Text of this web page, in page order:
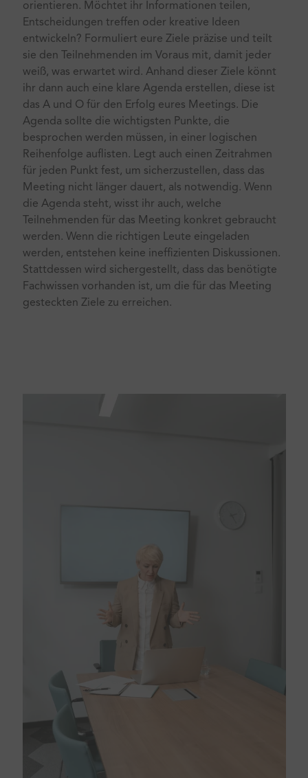
orientieren. Möchtet ihr Informationen teilen,
Entscheidungen treffen oder kreative Ideen
entwickeln? Formuliert eure Ziele präzise und teilt
sie den Teilnehmenden im Voraus mit, damit jeder
weiß, was erwartet wird. Anhand dieser Ziele könnt
ihr dann auch eine klare Agenda erstellen, diese ist
das A und O für den Erfolg eures Meetings. Die
Agenda sollte die wichtigsten Punkte, die
besprochen werden müssen, in einer logischen
Reihenfolge auflisten. Legt auch einen Zeitrahmen
für jeden Punkt fest, um sicherzustellen, dass das
Meeting nicht länger dauert, als notwendig. Wenn
die Agenda steht, wisst ihr auch, welche
Teilnehmenden für das Meeting konkret gebraucht
werden. Wenn die richtigen Leute eingeladen
werden, entstehen keine ineffizienten Diskussionen.
Stattdessen wird sichergestellt, dass das benötigte
Fachwissen vorhanden ist, um die für das Meeting
gesteckten Ziele zu erreichen.